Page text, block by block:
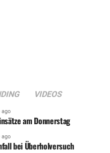
VIDEOS
ago
am Donnerstag
ago
bei Überholversuch